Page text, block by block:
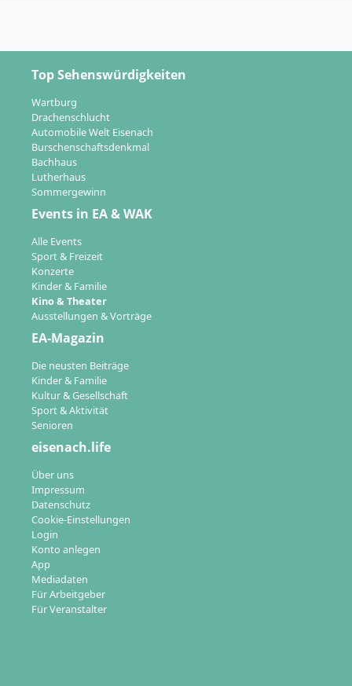
Top Sehenswürdigkeiten
Wartburg
Drachenschlucht
Automobile Welt Eisenach
Burschenschaftsdenkmal
Bachhaus
Lutherhaus
Sommergewinn
Events in EA & WAK
Alle Events
Sport & Freizeit
Konzerte
Kinder & Familie
Kino & Theater
Ausstellungen & Vorträge
EA-Magazin
Die neusten Beiträge
Kinder & Familie
Kultur & Gesellschaft
Sport & Aktivität
Senioren
eisenach.life
Über uns
Impressum
Datenschutz
Cookie-Einstellungen
Login
Konto anlegen
App
Mediadaten
Für Arbeitgeber
Für Veranstalter